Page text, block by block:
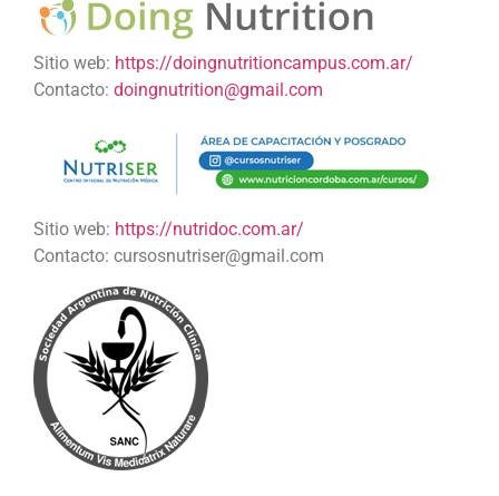
Sitio web: https://doingnutritioncampus.com.ar/
Contacto: doingnutrition@gmail.com
Sitio web: https://nutridoc.com.ar/
Contacto: cursosnutriser@gmail.com